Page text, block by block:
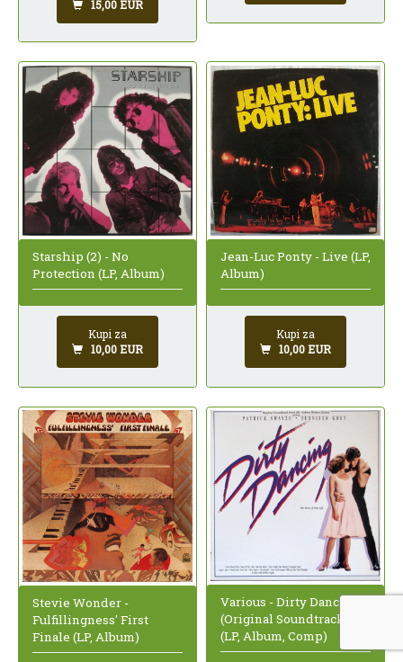
15,00 EUR
Starship (2) - No
Protection (LP, Album)
Kupi za
10,00 EUR
Jean-Luc Ponty - Live (LP,
Album)
Kupi za
10,00 EUR
Stevie Wonder -
Fulfillingness' First
Finale (LP, Album)
Various - Dirty Dancing
(Original Soundtrack)
(LP, Album, Comp)